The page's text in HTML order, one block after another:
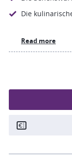
Die
Read more